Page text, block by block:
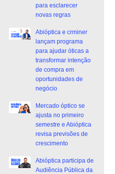
para esclarecer
novas regras
Abióptica e crminer
lançam programa
para ajudar óticas a
transformar intenção
de compra em
oportunidades de
negócio
Mercado óptico se
ajusta no primeiro
semestre e Abióptica
revisa previsões de
crescimento
Abióptica participa de
Audiência Pública da